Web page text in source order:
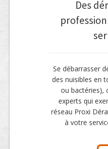
Des
Se débarrasser
des nuisibles en
ou bactéries),
experts qui
réseau Proxi
à votre